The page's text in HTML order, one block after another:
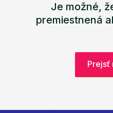
Je možné,
premiestnená
Prejsť